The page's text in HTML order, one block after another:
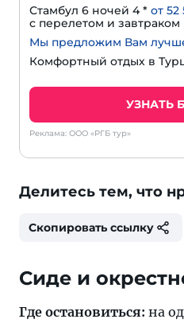
Стамбул 6 ночей 4 * от 52
с перелетом и завтраком
Мы предложим Вам
Комфортный отдых в
УЗНАТЬ
Реклама: ООО «РГБ тур»
Делитесь тем, что
Скопировать ссылку
Сиде и
Где остановиться: на